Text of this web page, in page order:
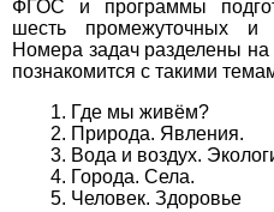
1 3 4 5 6
2 3 4 5
ФГОС и программы
шесть промежуточных и
Номера задач разделены
познакомится с такими
Где мы живём?
Природа. Явления.
Вода и воздух.
Города. Села.
Человек. Здоровье